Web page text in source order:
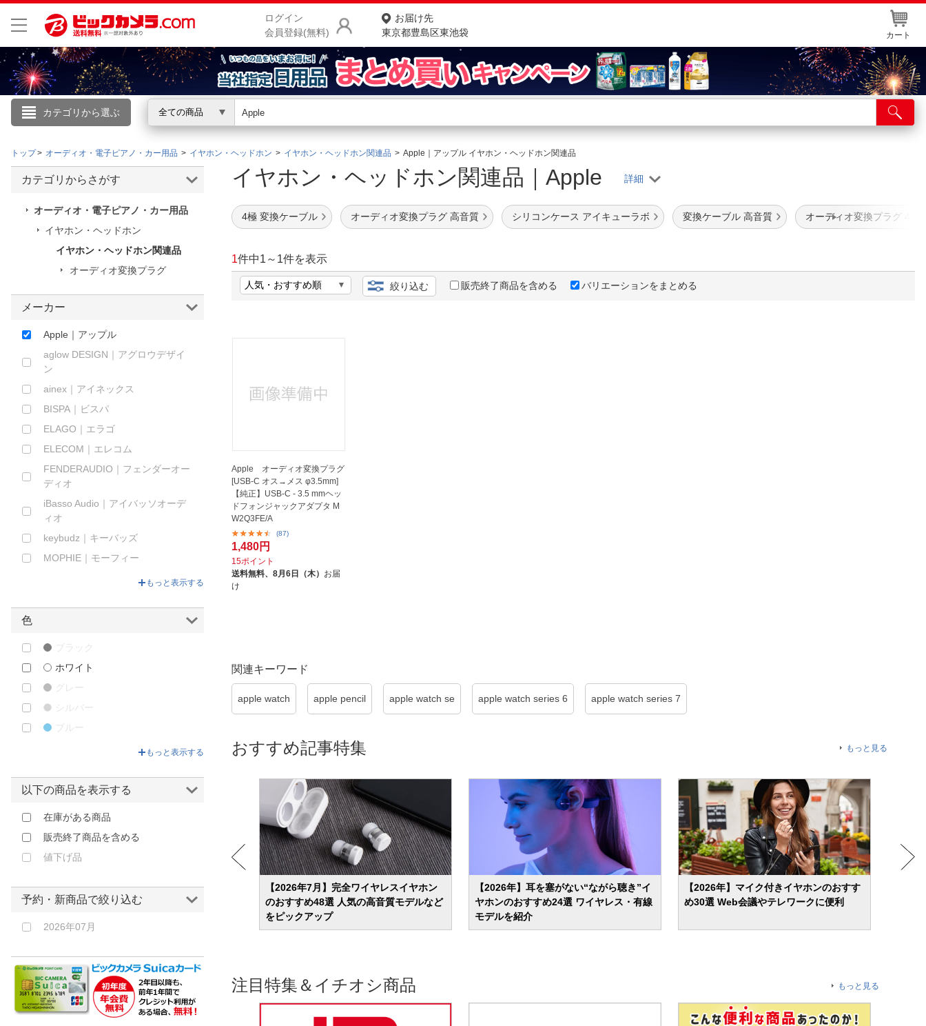
ログイン
会員登録(無料)
お届け先
東京都豊島区東池袋
カート
カテゴリから選ぶ 全ての商品
こんにちは
ログイン
会員メニュー
お買いもの履歴
閲覧履歴
お知らせ
ランキングからさがす
カテゴリ一覧からさがす
ご利用ガイド
ポイントカードWEB登録
店舗情報・店舗一覧
トップ オーディオ・電子ピアノ・カー用品 イヤホン・ヘッドホン イヤホン・ヘッドホン関連品 Apple｜アップル イヤホン・ヘッドホン関連品
イヤホン・ヘッドホン関連品｜Apple
4極 変換ケーブル オーディオ変換プラグ 高音質 シリコンケース アイキューラボ 変換ケーブル 高音質 オーディオ変換プラグ 4極
1件中1 ～ 1件を表示
絞り込む 販売終了商品を含める バリエーションをまとめる
Apple オーディオ変換プラグ
[USB-C オス→メス φ3.5mm]
【純正】USB-C - 3.5 mmヘッ
ドフォンジャックアダプタ M
W2Q3FE/A
(87)
1,480円
15ポイント
送料無料、 8月6日（木） お届
け
関連キーワード
apple watch apple pencil apple watch se apple watch series 6 apple watch series 7
おすすめ記事特集 もっと見る
ヤホ
が気
【2026年】有線イヤホンのおすすめ31選
あえて選ぶ理由とは？改めて魅力を解説
【2026年7月】完全ワイヤレスイヤホン
のおすすめ48選 人気の高音質モデルなど
をピックアップ
【2026年】耳を塞がない“ながら聴き”イ
ヤホンのおすすめ24選 ワイヤレス・有線
モデルを紹介
【2026年】マイク付きイヤホンのおすす
め30選 Web会議やテレワークに便利
注目特集＆イチオシ商品 もっと見る
カテゴリからさがす
オーディオ・電子ピアノ・カー用品
イヤホン・ヘッドホン
イヤホン・ヘッドホン関連品
オーディオ変換プラグ
メーカー
aglow DESIGN｜アグロウデザイ
ン
ainex｜アイネックス
Apple｜アップル
BISPA｜ビスパ
ELAGO｜エラゴ
ELECOM｜エレコム
FENDERAUDIO｜フェンダーオー
ディオ
iBasso Audio｜アイバッソオーデ
ィオ
keybudz｜キーバッズ
MOPHIE｜モーフィー
OWLTECH｜オウルテック
ター
SENNHEISER｜ゼンハイザー
Twelve South｜トゥエルヴ・サウ
ス
UAG｜URBAN ARMOR GEAR
VENTURECRAFT｜ベンチャーク
イーエスアール｜ESR
ハイハイ｜HI-HIGH
ラスタバナナ｜RastaBanana
樫村｜KASHIMURA
もっと表示する
色
ブラック
ホワイト
グレー
シルバー
ブルー
レッド
もっと表示する
以下の商品を表示する
在庫がある商品
販売終了商品を含める
値下げ品
予約・新商品で絞り込む
2026年07月